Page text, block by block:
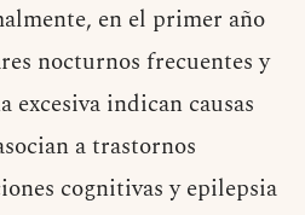
en el primer año
nocturnos frecuentes y
excesiva indican causas
a trastornos
cognitivas y epilepsia